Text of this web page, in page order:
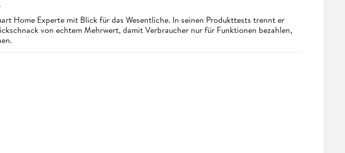
Home Experte mit Blick für das Wesentliche. In seinen Produkttests trennt er
von echtem Mehrwert, damit Verbraucher nur für Funktionen bezahlen,